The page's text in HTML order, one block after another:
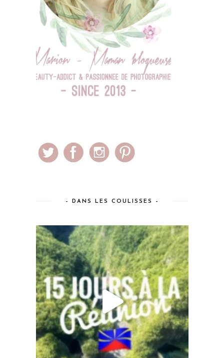
– DANS LES COULISSES –